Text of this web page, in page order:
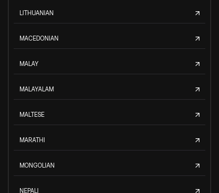
LITHUANIAN
MACEDONIAN
MALAY
MALAYALAM
MALTESE
MARATHI
MONGOLIAN
NEPALI